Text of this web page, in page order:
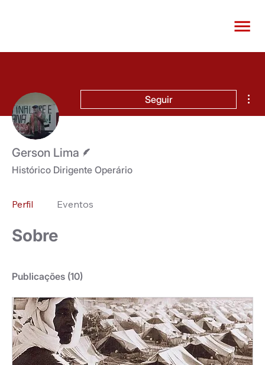
Seguir
Gerson Lima
Histórico Dirigente Operário
Perfil Eventos
Sobre
Publicações (10)